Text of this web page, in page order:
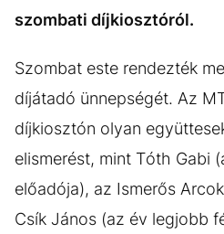
BESZÉLGETÉSEK
szombati díjkiosztóról.
Szombat este rendezték
díjátadó ünnepségét. Az
díjkiosztón olyan
elismerést, mint Tóth Gabi
előadója), az Ismerős
Csík János (az év legjobb